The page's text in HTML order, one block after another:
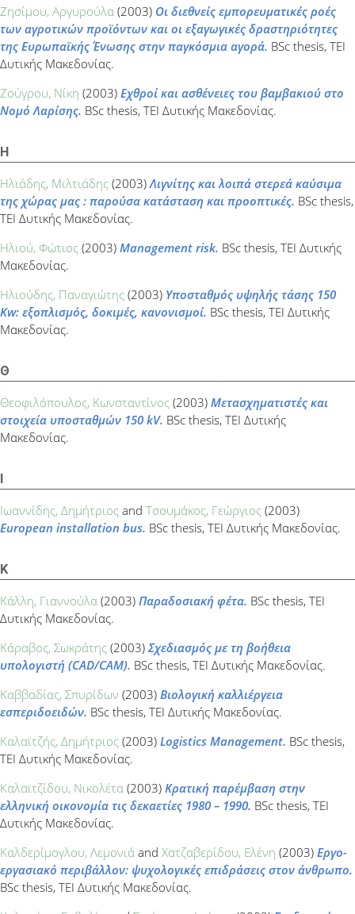
Ζησίμου, Αργυρούλα (2003) Οι διεθνείς εμπορευματικές ροές
των αγροτικών προϊόντων και οι εξαγωγικές δραστηριότητες
της Ευρωπαϊκής Ένωσης στην παγκόσμια αγορά. BSc thesis, ΤΕΙ
Δυτικής Μακεδονίας.
Ζούγρου, Νίκη (2003) Εχθροί και ασθένειες του βαμβακιού στο
Νομό Λαρίσης. BSc thesis, ΤΕΙ Δυτικής Μακεδονίας.
Η
Ηλιάδης, Μιλτιάδης (2003)Λιγνίτης και λοιπά στερεά καύσιμα
της χώρας μας : παρούσα κατάσταση και προοπτικές. BSc thesis,
ΤΕΙ Δυτικής Μακεδονίας.
Ηλιού, Φώτιος (2003) Management risk. BSc thesis, ΤΕΙ Δυτικής
Μακεδονίας.
Ηλιούδης, Παναγιώτης (2003) Υποσταθμός υψηλής τάσης 150
Kw: εξοπλισμός, δοκιμές, κανονισμοί. BSc thesis, ΤΕΙ Δυτικής
Μακεδονίας.
Θ
Θεοφιλόπουλος, Κωνσταντίνος (2003) Μετασχηματιστές και
στοιχεία υποσταθμών 150 kV. BSc thesis, ΤΕΙ Δυτικής
Μακεδονίας.
Ι
Ιωαννίδης, Δημήτριος and Τσουμάκος, Γεώργιος (2003)
European installation bus. BSc thesis, ΤΕΙ Δυτικής Μακεδονίας.
Κ
Κάλλη, Γιαννούλα (2003) Παραδοσιακή φέτα. BSc thesis, ΤΕΙ
Δυτικής Μακεδονίας.
Κάραβος, Σωκράτης (2003) Σχεδιασμός με τη βοήθεια
υπολογιστή (CAD/CAM). BSc thesis, ΤΕΙ Δυτικής Μακεδονίας.
Καββαδίας, Σπυρίδων (2003) Βιολογική καλλιέργεια
εσπεριδοειδών. BSc thesis, ΤΕΙ Δυτικής Μακεδονίας.
Καλαϊτζής, Δημήτριος (2003) Logistics Management. BSc thesis,
ΤΕΙ Δυτικής Μακεδονίας.
Καλαϊτζίδου, Νικολέτα (2003) Κρατική παρέμβαση στην
ελληνική οικονομία τις δεκαετίες 1980 – 1990. BSc thesis, ΤΕΙ
Δυτικής Μακεδονίας.
Καλδερίμογλου, Λεμονιά and Χατζαβερίδου, Ελένη (2003) Εργο-
εργασιακό περιβάλλον: ψυχολογικές επιδράσεις στον άνθρωπο.
BSc thesis, ΤΕΙ Δυτικής Μακεδονίας.